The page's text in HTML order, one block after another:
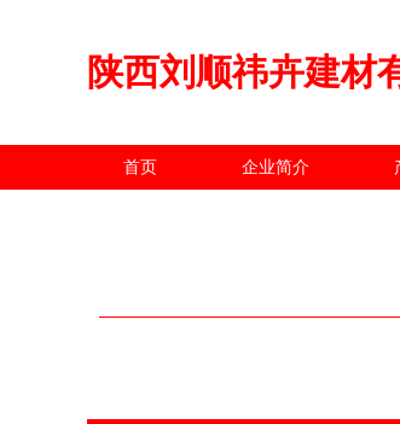
陕西刘顺祎卉建材
首页 企业简介